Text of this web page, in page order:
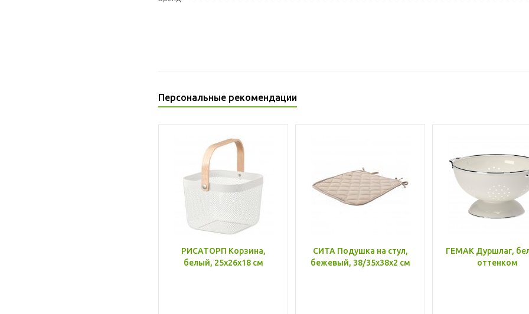
Персональные рекомендации
РИСАТОРП Корзина,
белый, 25x26x18 см
СИТА Подушка на стул,
бежевый, 38/35x38x2 см
ГЕМАК Дуршлаг,
оттенком